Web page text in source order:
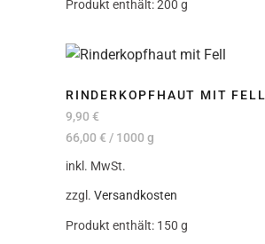
Produkt enthält: 200 g
RINDERKOPFHAUT MIT FELL
9,90 €
66,00 € / 1000 g
inkl. MwSt.
zzgl. Versandkosten
Produkt enthält: 150 g